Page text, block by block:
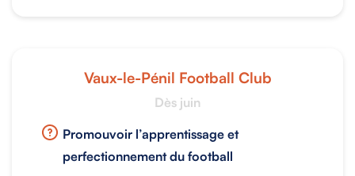
Vaux-le-Pénil Football Club
Dès juin
Promouvoir l’apprentissage et
perfectionnement du football